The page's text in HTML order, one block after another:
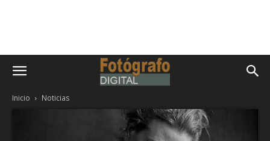
Inicio Noticias